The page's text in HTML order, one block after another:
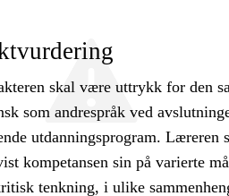
skal være uttrykk for den
som andrespråk ved
utdanningsprogram.
kompetansen sin på varierte
tenkning, i ulike